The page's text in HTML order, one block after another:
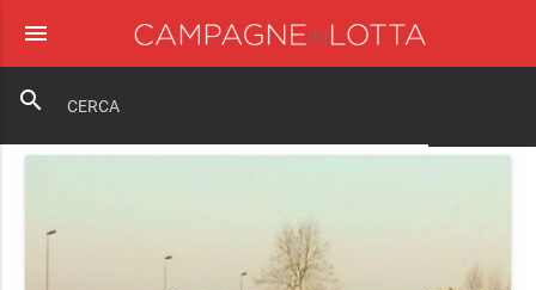
menu
search